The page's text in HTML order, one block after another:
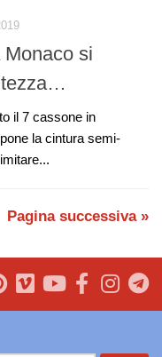
si
il 7 cassone in
la cintura semi-
Pagina successiva »